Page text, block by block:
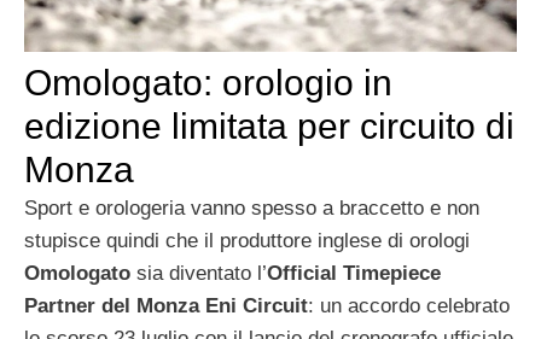
Omologato: orologio in
edizione limitata per circuito di
Monza
Sport e orologeria vanno spesso a braccetto e non
stupisce quindi che il produttore inglese di orologi
Omologato sia diventato l’Official Timepiece
Partner del Monza Eni Circuit: un accordo celebrato